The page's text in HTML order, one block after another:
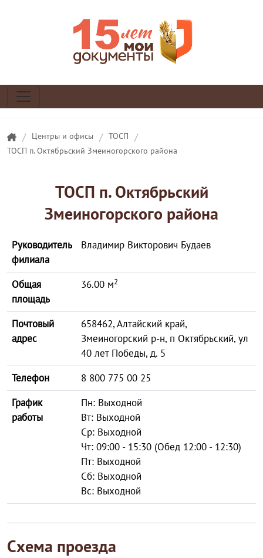
/ Центры и офисы / ТОСП /
ТОСП п. Октябрьский Змеиногорского района
ТОСП п. Октябрьский
Змеиногорского района
Руководитель
филиала
Владимир Викторович Будаев
Общая
площадь
36.00 м2
Почтовый
адрес
658462, Алтайский край,
Змеиногорский р-н, п Октябрьский, ул
40 лет Победы, д. 5
Телефон
8 800 775 00 25
График
работы
Пн: Выходной
Вт: Выходной
Ср: Выходной
Чт: 09:00 - 15:30 (Обед 12:00 - 12:30)
Пт: Выходной
Сб: Выходной
Вс: Выходной
Схема проезда